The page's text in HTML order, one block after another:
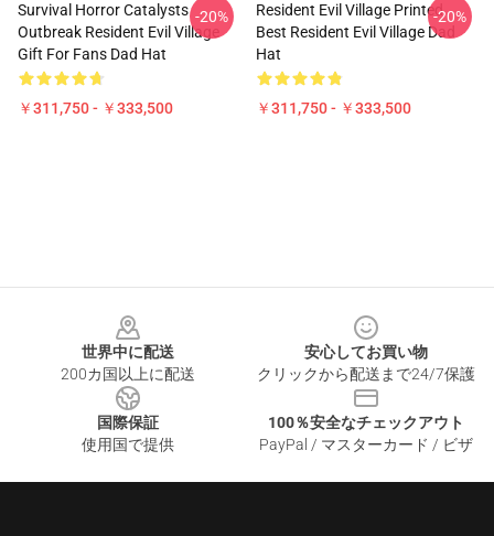
Survival Horror Catalysts
Outbreak Resident Evil Village
Gift For Fans Dad Hat
￥311,750 - ￥333,500
-20%
Resident Evil Village Printed
Best Resident Evil Village Dad
Hat
￥311,750 - ￥333,500
-20%
世界中に配送
200カ国以上に配送
安心してお買い物
クリックから配送まで24/7保護
国際保証
使用国で提供
100％安全なチェックアウト
PayPal / マスターカード / ビザ